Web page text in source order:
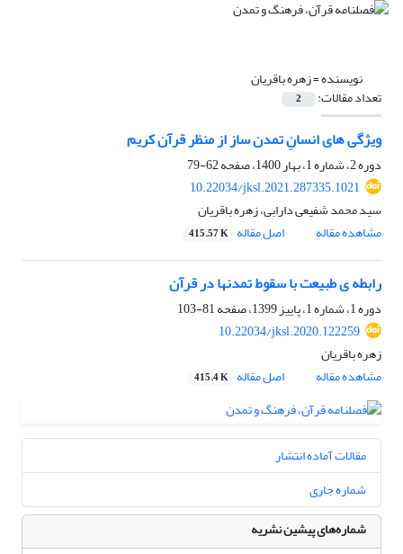
نویسنده =زهره باقریان
تعداد مقالات: 2
ویژگی های انسانِ تمدن ساز از منظر قرآن کریم
دوره 2، شماره 1، بهار 1400، صفحه
62-79
10.22034/jksl.2021.287335.1021
سید محمد شفیعی دارابی، زهره باقریان
مشاهده مقاله
اصل مقاله 415.57 K
رابطه ی طبیعت با سقوط تمدنها در قرآن
دوره 1، شماره 1، پاییز 1399، صفحه
81-103
10.22034/jksl.2020.122259
زهره باقریان
مشاهده مقاله
اصل مقاله 415.4 K
مقالات آماده انتشار
شماره جاری
شماره‌های پیشین نشریه